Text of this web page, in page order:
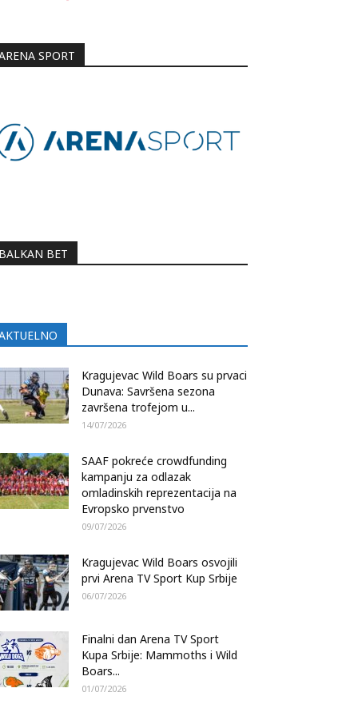
SPORT
BET
Kragujevac Wild Boars su prvaci
Dunava: Savršena sezona
završena trofejom u...
14/07/2026
SAAF pokreće crowdfunding
kampanju za odlazak
omladinskih reprezentacija na
Evropsko prvenstvo
09/07/2026
Kragujevac Wild Boars osvojili
prvi Arena TV Sport Kup Srbije
06/07/2026
Finalni dan Arena TV Sport
Kupa Srbije: Mammoths i Wild
Boars...
01/07/2026